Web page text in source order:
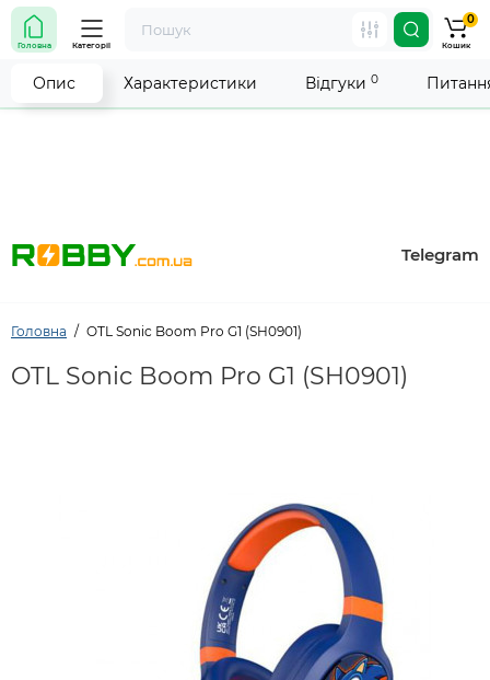
Увага! Роботу магазину тимчасово припинено. Ми
робимо все можливе, щоб відновити прийом
замовлень якнайшвидше.
Telegram
Головна Категорії
0
Кошик
Головна OTL Sonic Boom Pro G1 (SH0901)
OTL Sonic Boom Pro G1 (SH0901)
Опис Характеристики Відгуки 0